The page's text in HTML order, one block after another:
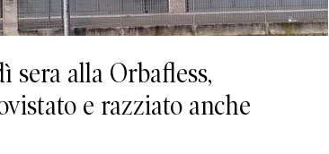
sera alla Orbafless,
e razziato anche